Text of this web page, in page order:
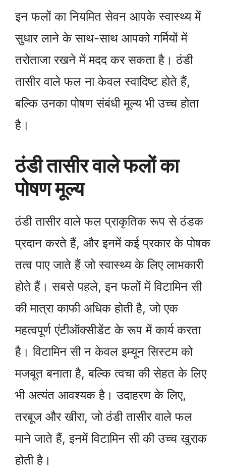
इन फलों का नियमित सेवन आपके स्वास्थ्य में
सुधार लाने के साथ-साथ आपको गर्मियों में
तरोताजा रखने में मदद कर सकता है। ठंडी
तासीर वाले फल ना केवल स्वादिष्ट होते हैं,
बल्कि उनका पोषण संबंधी मूल्य भी उच्च होता
है।
ठंडी तासीर वाले फलों का
पोषण मूल्य
ठंडी तासीर वाले फल प्राकृतिक रूप से ठंडक
प्रदान करते हैं, और इनमें कई प्रकार के पोषक
तत्व पाए जाते हैं जो स्वास्थ्य के लिए लाभकारी
होते हैं। सबसे पहले, इन फलों में विटामिन सी
की मात्रा काफी अधिक होती है, जो एक
महत्वपूर्ण एंटीऑक्सीडेंट के रूप में कार्य करता
है। विटामिन सी न केवल इम्यून सिस्टम को
मजबूत बनाता है, बल्कि त्वचा की सेहत के लिए
भी अत्यंत आवश्यक है। उदाहरण के लिए,
तरबूज और खीरा, जो ठंडी तासीर वाले फल
माने जाते हैं, इनमें विटामिन सी की उच्च खुराक
होती है।